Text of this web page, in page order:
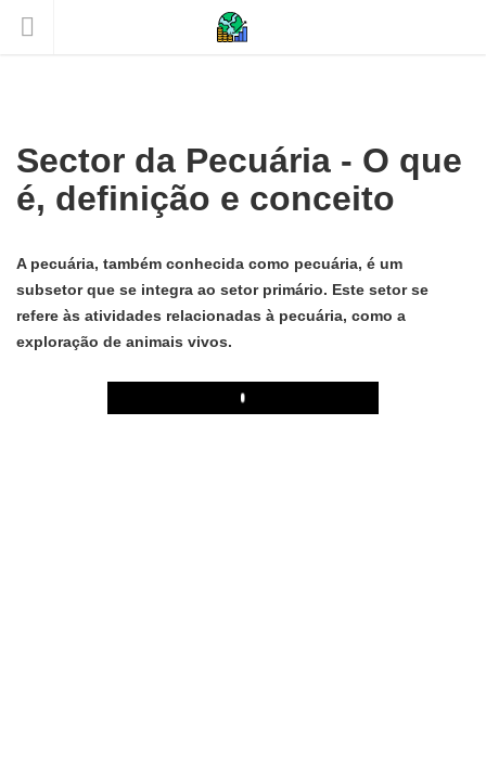
Sector da Pecuária - O que
é, definição e conceito
A pecuária, também conhecida como pecuária, é um
subsetor que se integra ao setor primário. Este setor se
refere às atividades relacionadas à pecuária, como a
exploração de animais vivos.
Play